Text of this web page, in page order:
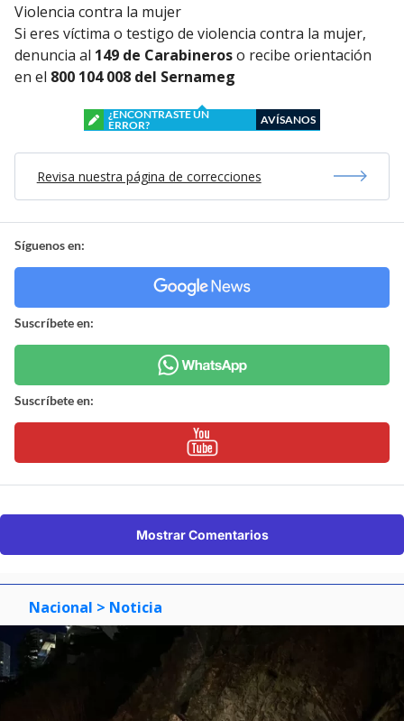
Violencia contra la mujer
Si eres víctima o testigo de violencia contra la mujer,
denuncia al 149 de Carabineroso recibe orientación
en el 800 104 008 del Sernameg
¿ENCONTRASTE UN
ERROR?
AVÍSANOS
Revisa nuestra página de correcciones
Síguenos en:
Suscríbete en:
Suscríbete en:
Mostrar Comentarios
Nacional > Noticia